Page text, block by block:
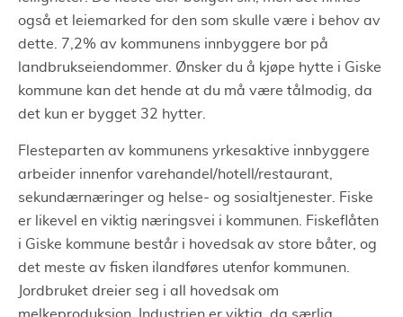
også et leiemarked for den som skulle være i behov av
dette. 7,2% av kommunens innbyggere bor på
landbrukseiendommer. Ønsker du å kjøpe hytte i Giske
kommune kan det hende at du må være tålmodig, da
det kun er bygget 32 hytter.
Flesteparten av kommunens yrkesaktive innbyggere
arbeider innenfor varehandel/hotell/restaurant,
sekundærnæringer og helse- og sosialtjenester. Fiske
er likevel en viktig næringsvei i kommunen. Fiskeflåten
i Giske kommune består i hovedsak av store båter, og
det meste av fisken ilandføres utenfor kommunen.
Jordbruket dreier seg i all hovedsak om